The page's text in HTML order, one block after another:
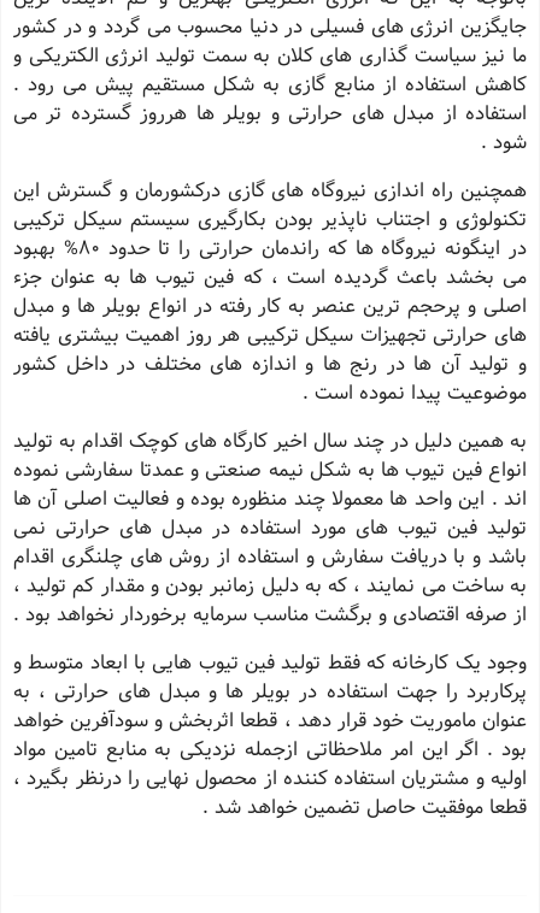
جایگزین انرژی های فسیلی در دنیا محسوب می گردد و در کشور
ما نیز سیاست گذاری های کلان به سمت تولید انرژی الکتریکی و
کاهش استفاده از منابع گازی به شکل مستقیم پیش می رود .
استفاده از مبدل های حرارتی و بویلر ها هرروز گسترده تر می
شود .
همچنین راه اندازی نیروگاه های گازی درکشورمان و گسترش این
تکنولوژی و اجتناب ناپذیر بودن بکارگیری سیستم سیکل ترکیبی
در اینگونه نیروگاه ها که راندمان حرارتی را تا حدود 80% بهبود
می بخشد باعث گردیده است ، که فین تیوب ها به عنوان جزء
اصلی و پرحجم ترین عنصر به کار رفته در انواع بویلر ها و مبدل
های حرارتی تجهیزات سیکل ترکیبی هر روز اهمیت بیشتری یافته
و تولید آن ها در رنج ها و اندازه های مختلف در داخل کشور
موضوعیت پیدا نموده است .
به همین دلیل در چند سال اخیر کارگاه های کوچک اقدام به تولید
انواع فین تیوب ها به شکل نیمه صنعتی و عمدتا سفارشی نموده
اند . این واحد ها معمولا چند منظوره بوده و فعالیت اصلی آن ها
تولید فین تیوب های مورد استفاده در مبدل های حرارتی نمی
باشد و با دریافت سفارش و استفاده از روش های چلنگری اقدام
به ساخت می نمایند ، که به دلیل زمانبر بودن و مقدار کم تولید ،
از صرفه اقتصادی و برگشت مناسب سرمایه برخوردار نخواهد بود .
وجود یک کارخانه که فقط تولید فین تیوب هایی با ابعاد متوسط و
پرکاربرد را جهت استفاده در بویلر ها و مبدل های حرارتی ، به
عنوان ماموریت خود قرار دهد ، قطعا اثربخش و سودآفرین خواهد
بود . اگر این امر ملاحظاتی ازجمله نزدیکی به منابع تامین مواد
اولیه و مشتریان استفاده کننده از محصول نهایی را درنظر بگیرد ،
قطعا موفقیت حاصل تضمین خواهد شد .